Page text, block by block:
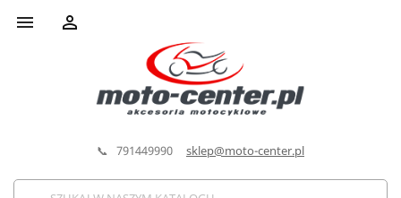
 
📞 791449990 sklep@moto-center.pl